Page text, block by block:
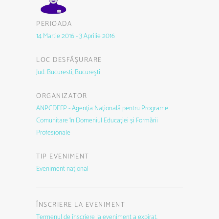
PERIOADA
14 Martie 2016 - 3 Aprilie 2016
LOC DESFĂŞURARE
Jud. Bucuresti, Bucureşti
ORGANIZATOR
ANPCDEFP - Agenția Națională pentru Programe
Comunitare în Domeniul Educației și Formării
Profesionale
TIP EVENIMENT
Eveniment naţional
ÎNSCRIERE LA EVENIMENT